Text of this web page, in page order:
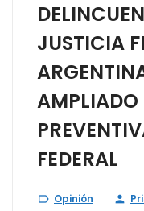
JUSTICIA
AMPLIADO
FEDERAL
 Opinión 